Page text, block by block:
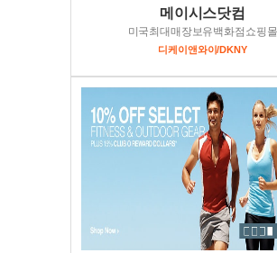
메이시스닷컴
미국최대매장보유백화점쇼핑몰
디케이앤와이/DKNY